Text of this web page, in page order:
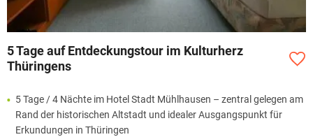
5 Tage auf Entdeckungstour im Kulturherz
Thüringens
5 Tage / 4 Nächte im Hotel Stadt Mühlhausen – zentral gelegen am
Rand der historischen Altstadt und idealer Ausgangspunkt für
Erkundungen in Thüringen